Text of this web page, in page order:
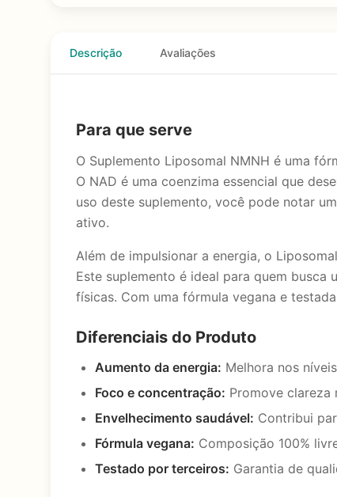
Descrição Avaliações
Para que serve
O Suplemento Liposomal NMNH é uma
O NAD é uma coenzima essencial que
uso deste suplemento, você pode notar
ativo.
Além de impulsionar a energia, o
Este suplemento é ideal para quem busca
físicas. Com uma fórmula vegana e
Diferenciais do Produto
Aumento da energia: Melhora nos
Foco e concentração: Promove clareza
Envelhecimento saudável: Contribui
Fórmula vegana: Composição 100%
Testado por terceiros: Garantia de